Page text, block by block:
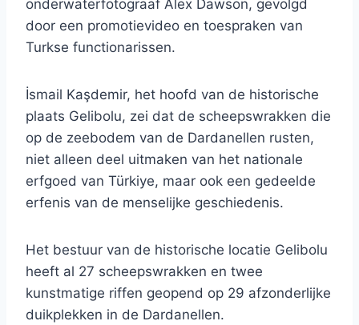
onderwaterfotograaf Alex Dawson, gevolgd
door een promotievideo en toespraken van
Turkse functionarissen.
İsmail Kaşdemir, het hoofd van de historische
plaats Gelibolu, zei dat de scheepswrakken die
op de zeebodem van de Dardanellen rusten,
niet alleen deel uitmaken van het nationale
erfgoed van Türkiye, maar ook een gedeelde
erfenis van de menselijke geschiedenis.
Het bestuur van de historische locatie Gelibolu
heeft al 27 scheepswrakken en twee
kunstmatige riffen geopend op 29 afzonderlijke
duikplekken in de Dardanellen.